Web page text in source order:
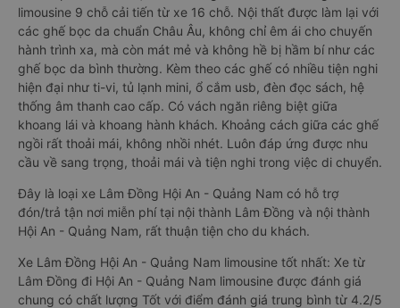
limousine 9 chỗ cải tiến từ xe 16 chỗ. Nội thất được làm lại với
các ghế bọc da chuẩn Châu Âu, không chỉ êm ái cho chuyến
hành trình xa, mà còn mát mẻ và không hề bị hầm bí như các
ghế bọc da bình thường. Kèm theo các ghế có nhiều tiện nghi
hiện đại như ti-vi, tủ lạnh mini, ổ cắm usb, đèn đọc sách, hệ
thống âm thanh cao cấp. Có vách ngăn riêng biệt giữa
khoang lái và khoang hành khách. Khoảng cách giữa các ghế
ngồi rất thoải mái, không nhồi nhét. Luôn đáp ứng được nhu
cầu về sang trọng, thoải mái và tiện nghi trong việc di chuyển.
Đây là loại xe Lâm Đồng Hội An - Quảng Nam có hỗ trợ
đón/trả tận nơi miễn phí tại nội thành Lâm Đồng và nội thành
Hội An - Quảng Nam, rất thuận tiện cho du khách.
Xe Lâm Đồng Hội An - Quảng Nam limousine tốt nhất: Xe từ
Lâm Đồng đi Hội An - Quảng Nam limousine được đánh giá
chung có chất lượng Tốt với điểm đánh giá trung bình từ 4.2/5